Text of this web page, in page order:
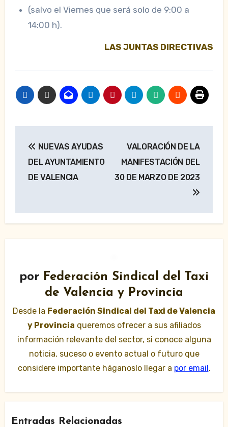
(salvo el Viernes que será solo de 9:00 a
14:00 h).
LAS JUNTAS DIRECTIVAS
de
entradas
NUEVAS AYUDAS
DEL AYUNTAMIENTO
DE VALENCIA
VALORACIÓN DE LA
MANIFESTACIÓN DEL
30 DE MARZO DE 2023
por Federación Sindical del Taxi
de Valencia y Provincia
Desde la Federación Sindical del Taxi de Valencia
y Provincia queremos ofrecer a sus afiliados
información relevante del sector, si conoce alguna
noticia, suceso o evento actual o futuro que
considere importante háganoslo llegar a por email.
Entradas Relacionadas